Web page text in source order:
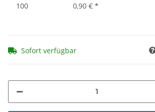
100
0,90 € *
Sofort verfügbar